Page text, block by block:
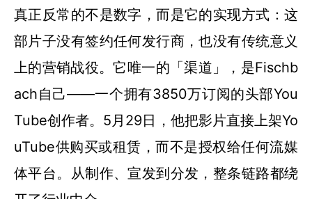
真正反常的不是数字，而是它的实现方式：这
部片子没有签约任何发行商，也没有传统意义
上的营销战役。它唯一的「渠道」，是Fischb
ach自己——一个拥有3850万订阅的头部You
Tube创作者。5月29日，他把影片直接上架Yo
uTube供购买或租赁，而不是授权给任何流媒
体平台。从制作、宣发到分发，整条链路都绕